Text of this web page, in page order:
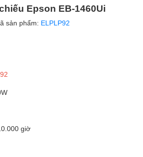
Epson EB-1460Ui
sản phẩm: ELPLP92
giờ